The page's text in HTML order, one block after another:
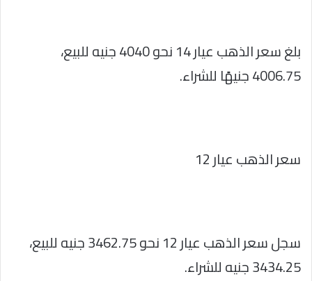
بلغ سعر الذهب عيار 14 نحو 4040 جنيه للبيع،
4006.75 جنيهًا للشراء.
سعر الذهب عيار 12
سجل سعر الذهب عيار 12 نحو 3462.75 جنيه للبيع،
3434.25 جنيه للشراء.